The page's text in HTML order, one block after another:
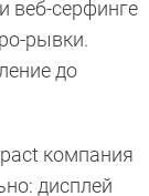
веб-серфинге
рывки.
до
компания
дисплей